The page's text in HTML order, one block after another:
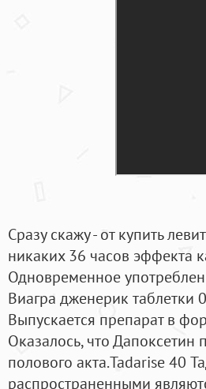
Сразу скажу - от купить
никаких 36 часов эффекта
Одновременное
Виагра дженерик
Выпускается препарат в
Оказалось, что Дапоксетин
полового акта.Tadarise 40
распространенными